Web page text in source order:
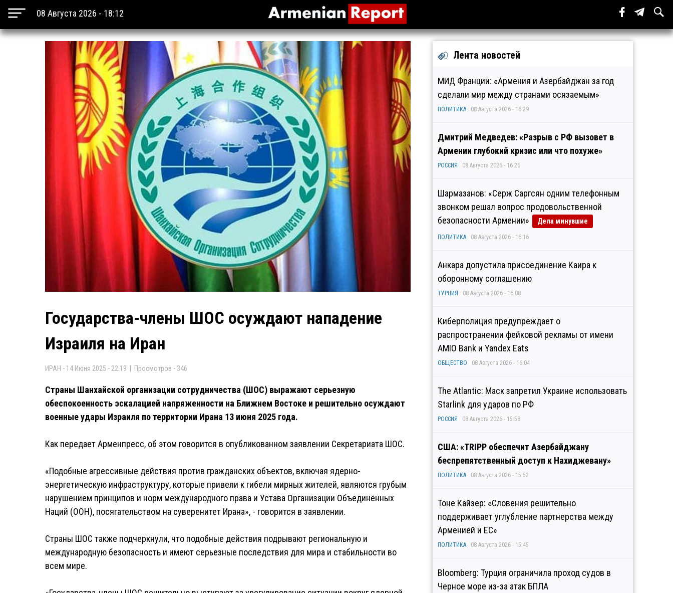
08 Августа 2026 - 18:12
Государства-члены ШОС осуждают нападение
Израиля на Иран
ИРАН - 14 Июня 2025 - 22:19 | Просмотров - 346
Страны Шанхайской организации сотрудничества (ШОС) выражают серьезную
обеспокоенность эскалацией напряженности на Ближнем Востоке и решительно осуждают
военные удары Израиля по территории Ирана 13 июня 2025 года.
Как передает Арменпресс, об этом говорится в опубликованном заявлении Секретариата ШОС.
«Подобные агрессивные действия против гражданских объектов, включая ядерно-
энергетическую инфраструктуру, которые привели к гибели мирных жителей, являются грубым
нарушением принципов и норм международного права и Устава Организации Объединённых
Наций (ООН), посягательством на суверенитет Ирана», - говорится в заявлении.
Страны ШОС также подчеркнули, что подобные действия подрывают региональную и
международную безопасность и имеют серьезные последствия для мира и стабильности во
всем мире.
Лента новостей
МИД Франции: «Армения и Азербайджан за год
сделали мир между странами осязаемым»
ПОЛИТИКА 08 Августа 2026 - 16:29
Дмитрий Медведев: «Разрыв с РФ вызовет в
Армении глубокий кризис или что похуже»
РОССИЯ 08 Августа 2026 - 16:26
Шармазанов: «Серж Саргсян одним телефонным
звонком решал вопрос продовольственной
безопасности Армении»
Дела минувшие
ПОЛИТИКА 08 Августа 2026 - 16:16
Анкара допустила присоединение Каира к
оборонному соглашению
ТУРЦИЯ 08 Августа 2026 - 16:08
Киберполиция предупреждает о
распространении фейковой рекламы от имени
AMIO Bank и Yandex Eats
ОБЩЕСТВО 08 Августа 2026 - 16:04
The Atlantic: Маск запретил Украине использовать
Starlink для ударов по РФ
РОССИЯ 08 Августа 2026 - 15:58
США: «TRIPP обеспечит Азербайджану
беспрепятственный доступ к Нахиджевану»
ПОЛИТИКА 08 Августа 2026 - 15:52
Тоне Кайзер: «Словения решительно
поддерживает углубление партнерства между
Арменией и ЕС»
ПОЛИТИКА 08 Августа 2026 - 15:45
Bloomberg: Турция ограничила проход судов в
Черное море из-за атак БПЛА